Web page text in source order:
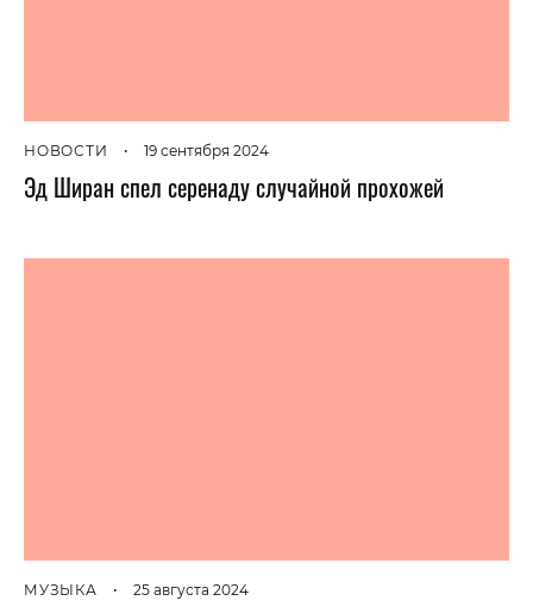
НОВОСТИ • 19 сентября 2024
Эд Ширан спел серенаду случайной прохожей
МУЗЫКА • 25 августа 2024